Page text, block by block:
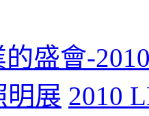
盛會-
明展 2010